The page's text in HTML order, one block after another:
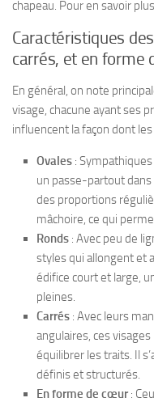
chapeau. Pour en savoir
Caractéristiques
carrés, et en forme
En général, on note
visage, chacune ayant ses
influencent la façon dont
Ovales :
un passe-partout
des proportions
mâchoire, ce qui
Ronds : Avec peu de
styles qui allongent et
édifice court et large,
pleines.
Carrés : Avec leurs
angulaires, ces
équilibrer les traits. Il
définis et structurés.
En forme de cœur: